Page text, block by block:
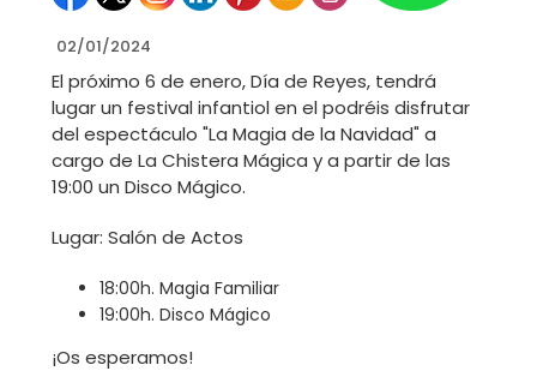
02/01/2024
El próximo 6 de enero, Día de Reyes, tendrá
lugar un festival infantiol en el podréis disfrutar
del espectáculo "La Magia de la Navidad" a
cargo de La Chistera Mágica y a partir de las
19:00 un Disco Mágico.
Lugar: Salón de Actos
18:00h. Magia Familiar
19:00h. Disco Mágico
¡Os esperamos!